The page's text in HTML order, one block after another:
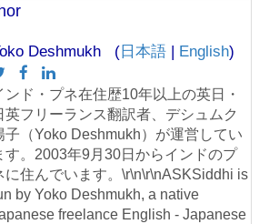
Deshmukh ( 日本語 | English)
ンド・プネ在住歴10年以上の英日・
英フリーランス翻訳者、デシュムク
子（Yoko Deshmukh）が運営してい
す。2003年9月30日からインドのプ
に住んでいます。\r\n\r\nASKSiddhi is
by Yoko Deshmukh, a native
freelance English - Japanese